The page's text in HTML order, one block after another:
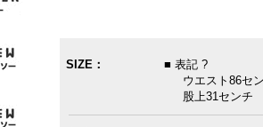
SIZE：
■ 表記 ?
ウエスト86セ
股上31センチ